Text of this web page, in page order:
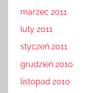
marzec 2011
luty 2011
styczeń 2011
grudzień 2010
listopad 2010